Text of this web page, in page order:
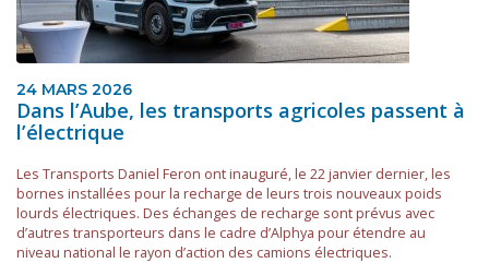
24 MARS 2026
Dans l’Aube, les transports agricoles passent à
l’électrique
Les Transports Daniel Feron ont inauguré, le 22 janvier dernier, les
bornes installées pour la recharge de leurs trois nouveaux poids
lourds électriques. Des échanges de recharge sont prévus avec
d’autres transporteurs dans le cadre d’Alphya pour étendre au
niveau national le rayon d’action des camions électriques.